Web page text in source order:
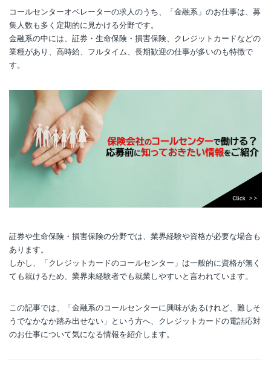
コールセンターオペレーターの求人のうち、「金融系」のお仕事は、募
集人数も多く定期的に見かける分野です。
金融系の中には、証券・生命保険・損害保険、クレジットカードなどの
業種があり、高時給、フルタイム、長期歓迎の仕事が多いのも特徴で
す。
証券や生命保険・損害保険の分野では、業界経験や資格が必要な場合も
あります。
しかし、「クレジットカードのコールセンター」は一般的に資格が無く
ても就けるため、業界未経験者でも就業しやすいと言われています。
この記事では、「金融系のコールセンターに興味があるけれど、難しそ
うでなかなか踏み出せない」という方へ、クレジットカードの電話応対
のお仕事について気になる情報を紹介します。